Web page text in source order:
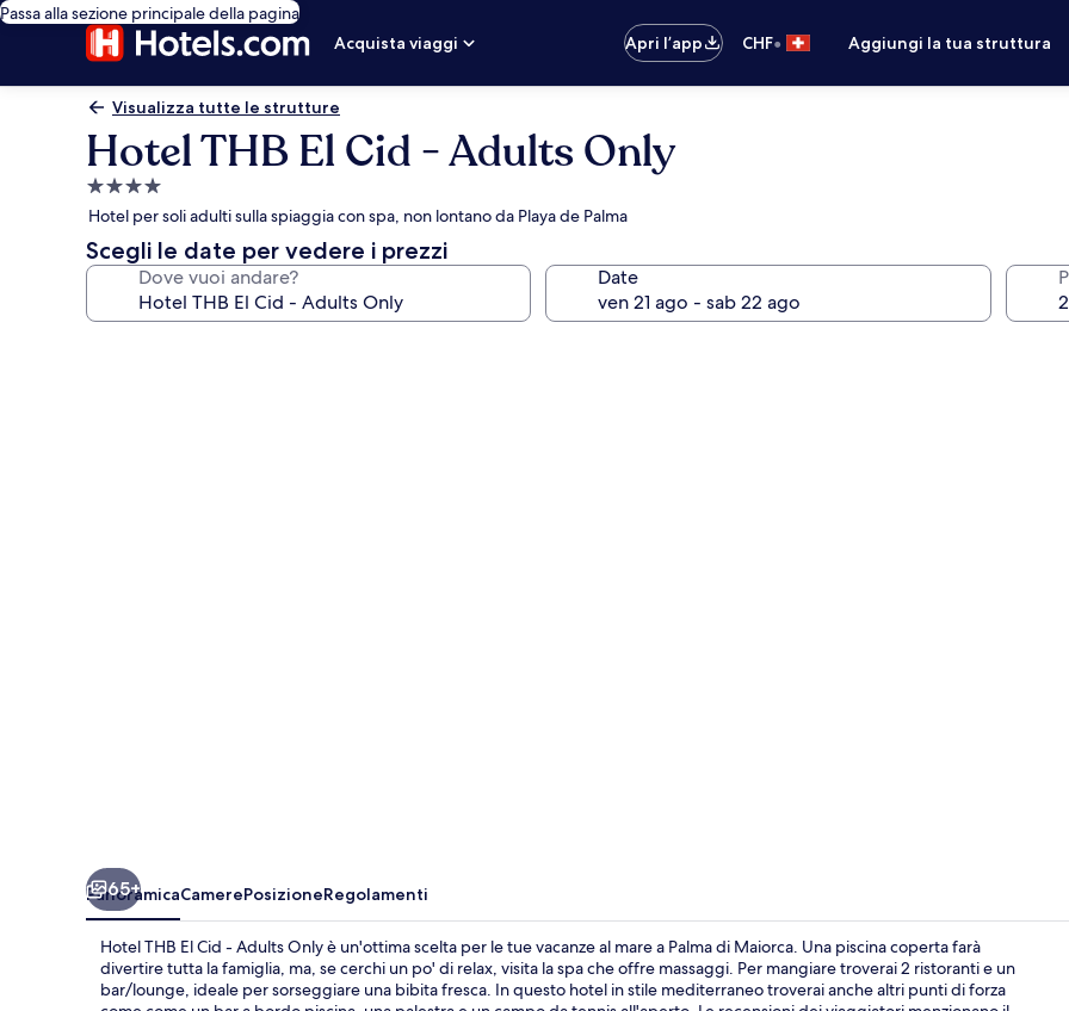
Passa alla sezione principale della pagina
Acquista viaggi
Apri l’app CHF• Aggiungi la tua struttura
Visualizza tutte le strutture
Hotel THB El Cid - Adults Only
Struttura
a
4.0
stelle
Hotel per soli adulti sulla spiaggia con spa, non lontano da Playa de Palma
Scegli le date per vedere i prezzi
Dove vuoi andare? Date
65+
PanoramicaCamerePosizioneRegolamenti
Hotel THB El Cid - Adults Only è un'ottima scelta per le tue vacanze al mare a Palma di Maiorca. Una piscina coperta farà
divertire tutta la famiglia, ma, se cerchi un po' di relax, visita la spa che offre massaggi. Per mangiare troverai 2 ristoranti e un
bar/lounge, ideale per sorseggiare una bibita fresca. In questo hotel in stile mediterraneo troverai anche altri punti di forza